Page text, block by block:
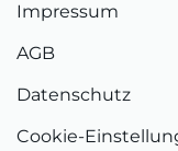
Impressum
AGB
Datenschutz
Cookie-